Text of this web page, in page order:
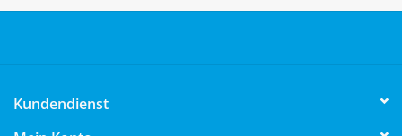
Kundendienst